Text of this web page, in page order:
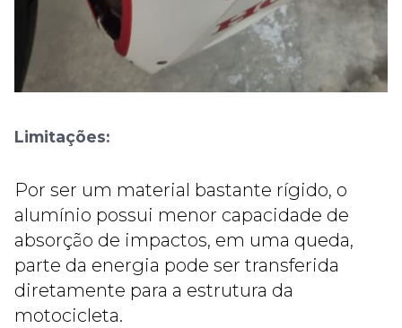
Limitações:
Por ser um material bastante rígido, o
alumínio possui menor capacidade de
absorção de impactos, em uma queda,
parte da energia pode ser transferida
diretamente para a estrutura da
motocicleta.